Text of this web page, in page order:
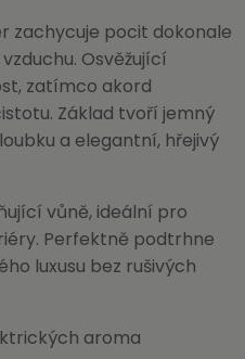
zachycuje pocit dokonale
Osvěžující
zatímco akord
Základ tvoří jemný
a elegantní, hřejivý
vůně, ideální pro
Perfektně podtrhne
luxusu bez rušivých
aroma